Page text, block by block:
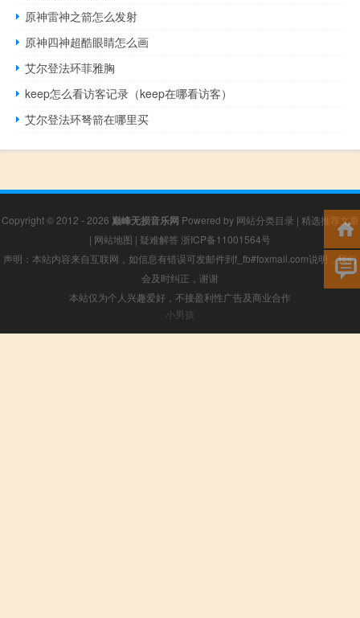
原神雷神之箭怎么发射
原神四神超酷眼睛怎么画
艾尔登法环菲雅胸
keep怎么看访客记录（keep在哪看访客）
艾尔登法环弩箭在哪里买
Copyright © 2012 - 2026 巅峰无损音乐网 Powered by 网站分类目录 | 精选推荐文章
| 网站地图 | 疑难解答 浙ICP备11001564号
声明：本站内容来自互联网，如信息有错误可发邮件到f_fb#foxmail.com说明，我们
会及时纠正，谢谢
本站仅为个人兴趣爱好，不接盈利性广告及商业合作
小男孩